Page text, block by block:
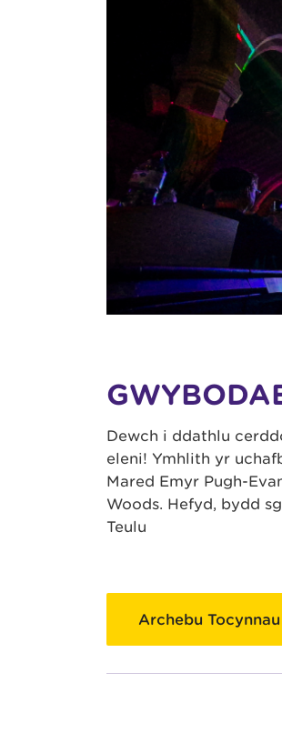
Dewch i ddathlu
eleni! Ymhlith yr
Mared Emyr Pugh-
Woods. Hefyd, bydd
Teulu
Archebu Tocynnau